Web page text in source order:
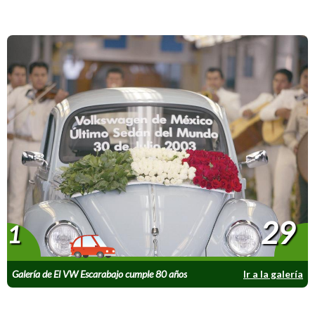
Galería de El VW Escarabajo cumple 80 años Ir a la galería
1 29